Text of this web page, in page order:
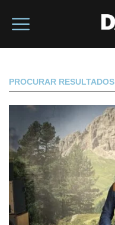
PROCURAR RESULTADOS